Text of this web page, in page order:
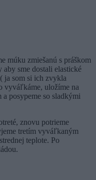
múku zmiešanú s práškom
sme dostali elastické
ja som si ich zvykla
vyváľkáme, uložíme na
posypeme so sladkými
znovu potrieme
tretím vyváľkaným
teplote. Po